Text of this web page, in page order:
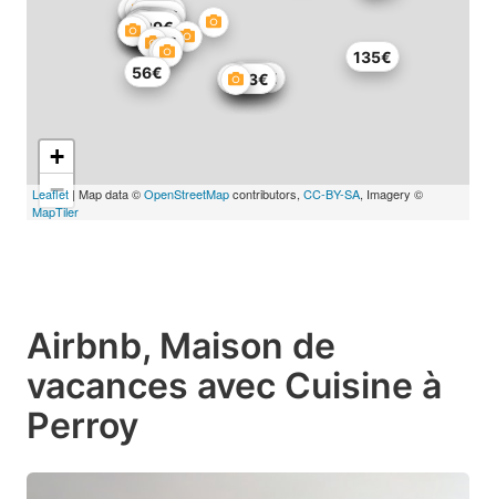
182€
135€
188€
84€
115€
34€
219€
208€
105€
63€
125€
112€
97€
272€
56€
93€
139€
106€
+
−
Leaflet | Map data ©OpenStreetMapcontributors, CC-BY-SA, Imagery ©
MapTiler
Airbnb, Maison de
vacances avec Cuisine à
Perroy